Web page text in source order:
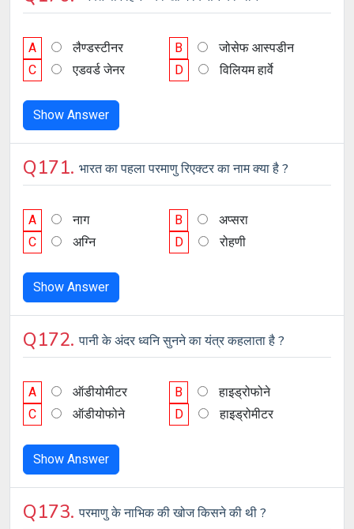
A लैण्डस्टीनर B
जोसेफ आस्पडीन
C
एडवर्ड जेनर D विलियम हार्वे
Show Answer
Q171. भारत का पहला परमाणु रिएक्टर का नाम क्या है ?
A नाग B
अप्सरा
C
अग्नि D रोहणी
Show Answer
Q172.पानी के अंदर ध्वनि सुनने का यंत्र कहलाता है ?
A ऑडीयोमीटर B
हाइड्रोफोने
C
ऑडीयोफोने D हाइड्रोमीटर
Show Answer
Q173.परमाणु के नाभिक की खोज किसने की थी ?